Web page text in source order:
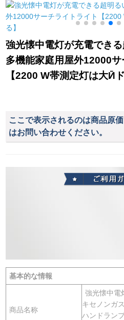
トDL-1158(単充電器)
予備led応急
発光面充電
プ85 W
強光懐中電灯が充電でき
多機能家庭用屋外12000サ
【2200 W帯測定灯は大Ӣ
ここで表示されるのは商品原
はお問い合わせください。
基本的な情報
商品名称
強光懐中電
キセノンガ
ハンドラン